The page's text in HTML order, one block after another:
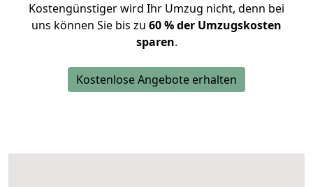
Kostengünstiger wird Ihr Umzug nicht, denn bei
uns können Sie bis zu 60 % der Umzugskosten
sparen.
Kostenlose Angebote erhalten